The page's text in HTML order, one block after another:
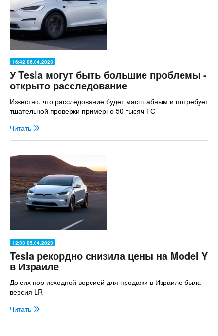
16:42 06.04.2023
У Tesla могут быть большие проблемы -
открыто расследование
Известно, что расследование будет масштабным и потребует
тщательной проверки примерно 50 тысяч ТС
Читать
12:33 05.04.2023
Tesla рекордно снизила цены на Model Y
в Израиле
До сих пор исходной версией для продажи в Израиле была
версия LR
Читать